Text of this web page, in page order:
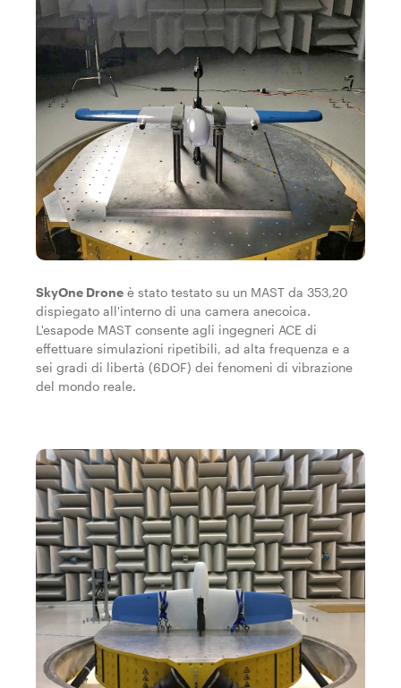
SkyOne Drone è stato testato su un MAST da 353,20
dispiegato all'interno di una camera anecoica.
L'esapode MAST consente agli ingegneri ACE di
effettuare simulazioni ripetibili, ad alta frequenza e a
sei gradi di libertà (6DOF) dei fenomeni di vibrazione
del mondo reale.